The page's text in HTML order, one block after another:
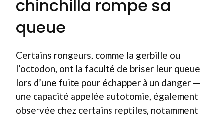
chinchilla rompe sa
queue
Certains rongeurs, comme la gerbille ou
l’octodon, ont la faculté de briser leur queue
lors d’une fuite pour échapper à un danger —
une capacité appelée autotomie, également
observée chez certains reptiles, notamment